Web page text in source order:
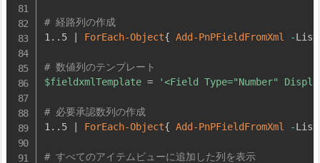
# 経路列の作成
1 . . 5 ForEach-Object{ Add-PnPFieldFromXml -
# 数値列のテンプレート
$fieldxmlTemplate = '<Field Type="Number"
# 必要承認数列の作成
1 . . 5 ForEach-Object{ Add-PnPFieldFromXml -
# すべてのアイテムビューに追加した列を表示